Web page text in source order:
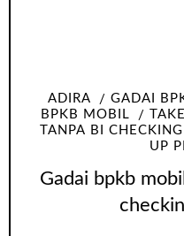
ADIRA GADAI
BPKB MOBIL
TANPA BI CHECKING
UP
Gadai bpkb